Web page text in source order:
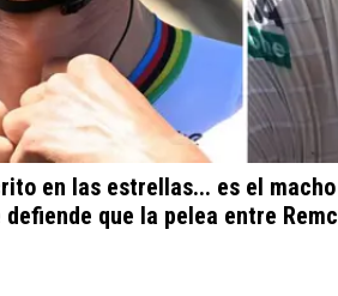
en las estrellas... es el
que la pelea entre